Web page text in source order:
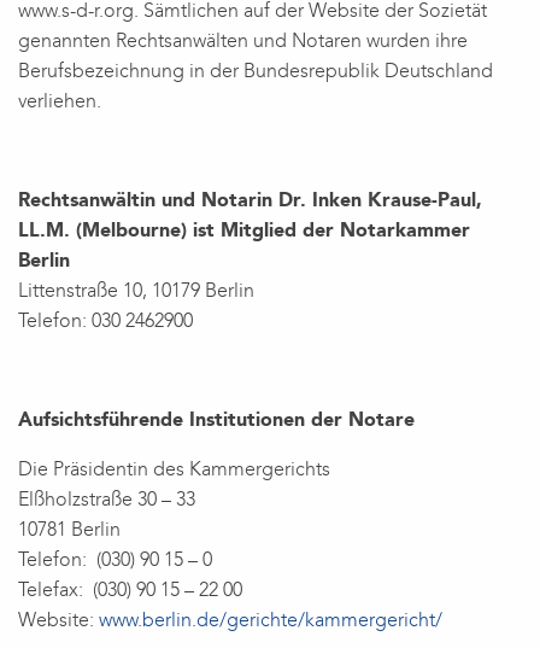
www.s-d-r.org. Sämtlichen auf der Website der Sozietät
genannten Rechtsanwälten und Notaren wurden ihre
Berufsbezeichnung in der Bundesrepublik Deutschland
verliehen.
Rechtsanwältin und
Notarin Dr. Inken Krause-Paul,
LL.M. (Melbourne) ist Mitglied der Notarkammer
Berlin
Littenstraße 10, 10179 Berlin
Telefon: 030 2462900
Aufsichtsführende Institutionen der Notare
Die Präsidentin des Kammergerichts
Elßholzstraße 30 – 33
10781 Berlin
Telefon: (030) 90 15 – 0
Telefax: (030) 90 15 – 22 00
Website: www.berlin.de/gerichte/kammergericht/